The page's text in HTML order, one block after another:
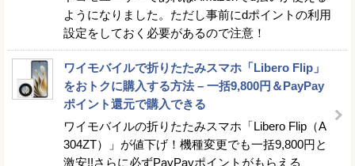
ようになりました。ただし事前にdポイントの利用
設定をしておく必要があるので注意！
ワイモバイルで折りたたみスマホ「Libero Flip」
をおトクに購入する方法 – 一括9,800円＆PayPay
ポイント還元で購入できる
ワイモバイルの折りたたみスマホ「Libero Flip（A
304ZT）」が値下げ！機種変更でも一括9,800円と
激安!!さらに必ずPayPayポイントがもらえる